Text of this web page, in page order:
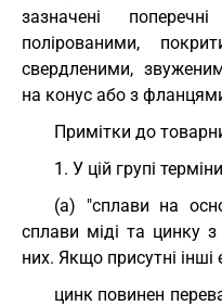
зазначені
полірованими,
свердленими,
на конус або з
Примітки до
1. У цій групі
(a) "сплави на
сплави міді та цинку
них. Якщо присутні інші
цинк повинен